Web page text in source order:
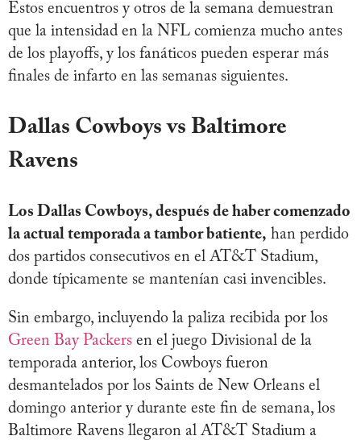
Estos encuentros y otros de la semana demuestran
que la intensidad en la NFL comienza mucho antes
de los playoffs, y los fanáticos pueden esperar más
finales de infarto en las semanas siguientes.
Dallas Cowboys vs Baltimore
Ravens
Los Dallas Cowboys, después de haber comenzado
la actual temporada a tambor batiente, han perdido
dos partidos consecutivos en el AT&T Stadium,
donde típicamente se mantenían casi invencibles.
Sin embargo, incluyendo la paliza recibida por los
Green Bay Packers en el juego Divisional de la
temporada anterior, los Cowboys fueron
desmantelados por los Saints de New Orleans el
domingo anterior y durante este fin de semana, los
Baltimore Ravens llegaron al AT&T Stadium a